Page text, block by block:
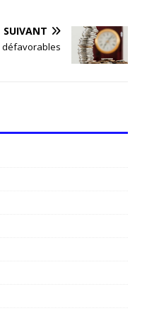
SUIVANT
défavorables